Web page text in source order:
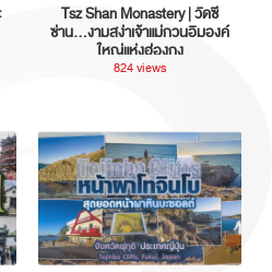
Tsz Shan Monastery | วัดซี
ซ่าน…งามสง่าเจ้าแม่กวนอิมองค์
ใหญ่แห่งฮ่องกง
824 views